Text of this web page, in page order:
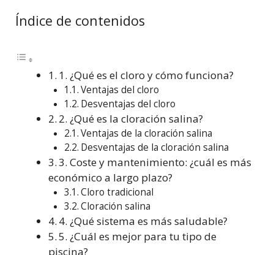
Índice de contenidos
1. ¿Qué es el cloro y cómo funciona?
Ventajas del cloro
Desventajas del cloro
2. ¿Qué es la cloración salina?
Ventajas de la cloración salina
Desventajas de la cloración salina
3. Coste y mantenimiento: ¿cuál es más
económico a largo plazo?
Cloro tradicional
Cloración salina
4. ¿Qué sistema es más saludable?
5. ¿Cuál es mejor para tu tipo de
piscina?